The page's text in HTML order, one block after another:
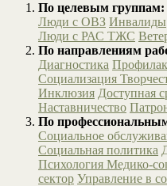
По целевым группам:
Люди с ОВЗ Инвалиды
Люди с РАС ТЖС
По направлениям
Диагностика
Социализация
Инклюзия Доступная
Наставничество
По
Социальное
Социальная политика
Психология Медико-
сектор Управление в